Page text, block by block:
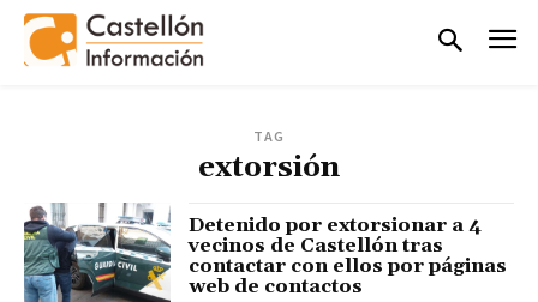
TAG
extorsión
Detenido por extorsionar a 4
vecinos de Castellón tras
contactar con ellos por páginas
web de contactos